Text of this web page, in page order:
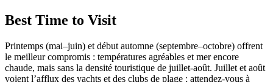
Best Time to Visit
Printemps (mai–juin) et début automne (septembre–octobre) offrent
le meilleur compromis : températures agréables et mer encore
chaude, mais sans la densité touristique de juillet‑août. Juillet et août
voient l’afflux des yachts et des clubs de plage ; attendez-vous à